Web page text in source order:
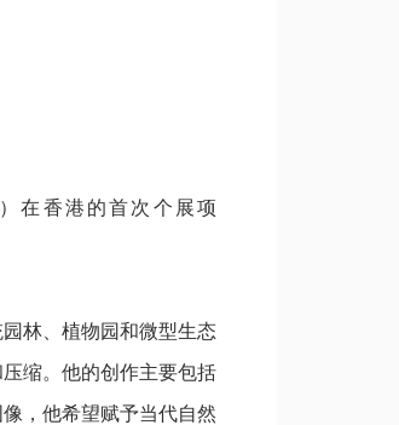
在香港的首次个展项
林、植物园和微型生态
缩。他的创作主要包括
，他希望赋予当代自然